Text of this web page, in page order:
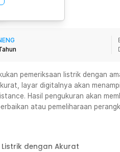
Senin -
Senin
Senin
Toko Tangerang
Toko Cikupa
Pick n Go Jakarta Barat
Senin -
Senin -
pemeriksaan listrik dengan
layar digitalnya akan
Hasil pengukuran akan
atau pemeliharaan
Listrik dengan Akurat